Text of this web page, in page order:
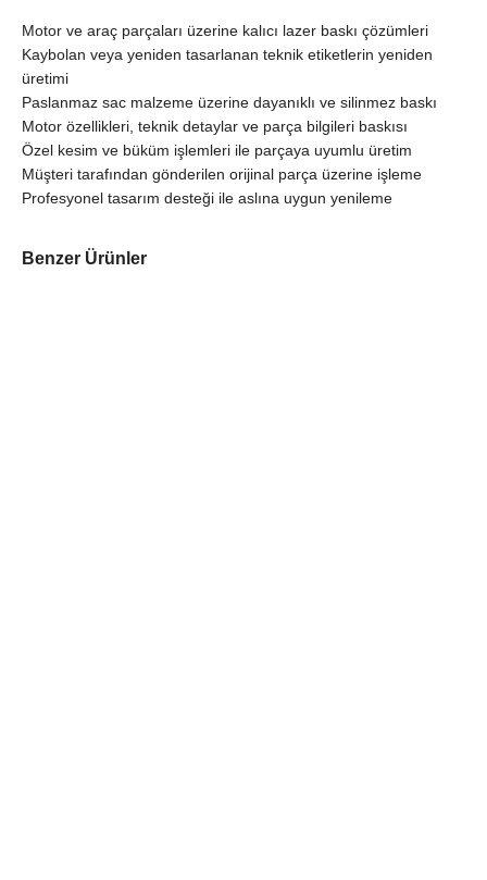
Motor ve araç parçaları üzerine kalıcı lazer baskı çözümleri
Kaybolan veya yeniden tasarlanan teknik etiketlerin yeniden
üretimi
Paslanmaz sac malzeme üzerine dayanıklı ve silinmez baskı
Motor özellikleri, teknik detaylar ve parça bilgileri baskısı
Özel kesim ve büküm işlemleri ile parçaya uyumlu üretim
Müşteri tarafından gönderilen orijinal parça üzerine işleme
Profesyonel tasarım desteği ile aslına uygun yenileme
Benzer Ürünler